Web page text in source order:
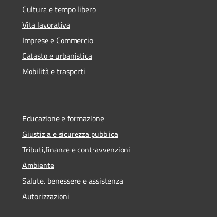
Cultura e tempo libero
Vita lavorativa
Imprese e Commercio
Catasto e urbanistica
Mobilità e trasporti
Educazione e formazione
Giustizia e sicurezza pubblica
Tributi,finanze e contravvenzioni
Ambiente
Salute, benessere e assistenza
Autorizzazioni